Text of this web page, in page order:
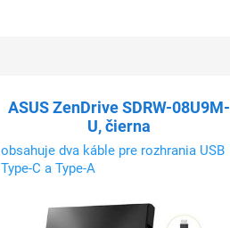
ASUS ZenDrive SDRW-08U9M-
U, čierna
obsahuje dva káble pre rozhrania USB
Type-C a Type-A